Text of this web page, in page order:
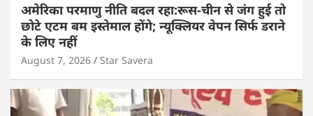
अमेरिका परमाणु नीति बदल रहा:रूस-चीन से जंग हुई तो
छोटे एटम बम इस्तेमाल होंगे; न्यूक्लियर वेपन सिर्फ डराने
के लिए नहीं
August 7, 2026 Star Savera